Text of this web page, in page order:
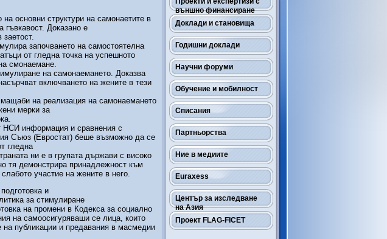
външно финансиране
Доклади и становища
Годишни доклади
Научни форуми
Обучение и мобилност
Списания
Партньорства
Ние в медиите
Euraxess
Център за изследване
на Азия
Проект FLAG-FICET
основни структури на самонаетите в
гъвкавост. Доказано е
започването на самостоятелна
от гледна точка на успешното
смонаемане.
на самонаемането. Доказва
включването на жените в тези
на реализация на самонаемането
мерки за
НСИ информация и сравнения с
Съюз (Евростат) беше възможно да се
гледна
ни е в групата държави с високо
тя демонстрира принадлежност към
участие на жените в него.
и
за стимулиране
на промени в Кодекса за социално
на самоосигуряваши се лица, които
на публикации и предавания в масмедии